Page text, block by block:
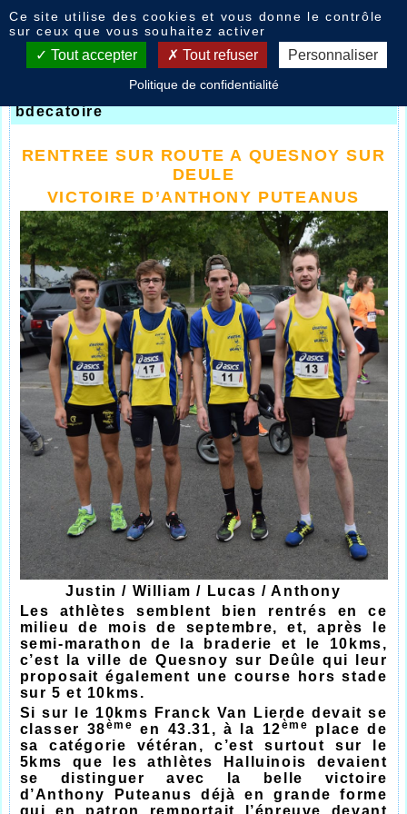
Nouvelles
Quesnoy sur Deûle
bdecatoire
RENTREE SUR ROUTE A QUESNOY SUR
DEULE
VICTOIRE D’ANTHONY PUTEANUS
Justin / William / Lucas / Anthony
Les athlètes semblent bien rentrés en ce
milieu de mois de septembre, et, après le
semi-marathon de la braderie et le 10kms,
c’est la ville de Quesnoy sur Deûle qui leur
proposait également une course hors stade
sur 5 et 10kms.
Si sur le 10kms Franck Van Lierde devait se
classer 38ème en 43.31, à la 12ème
place de
sa catégorie vétéran, c’est surtout sur le
5kms que les athlètes Halluinois devaient
se distinguer avec la belle victoire
d’Anthony Puteanus déjà en grande forme
Ce site utilise des cookies et vous donne le contrôle
sur ceux que vous souhaitez activer
Tout accepter Tout refuser Personnaliser
Politique de confidentialité